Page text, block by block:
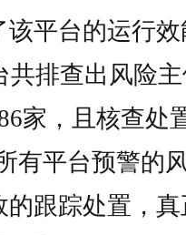
平台的运行效
共排查出风险
家，且核查处
有平台预警的
跟踪处置，